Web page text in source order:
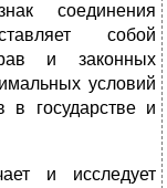
соединения
собой
и законных
условий
в государстве и
и исследует